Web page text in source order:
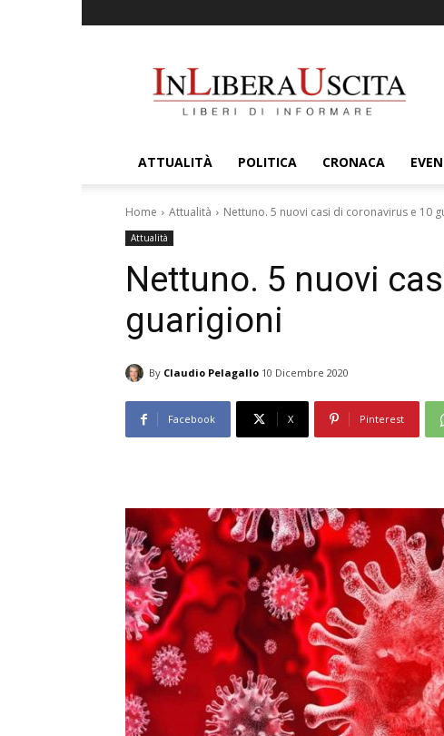
ATTUALITÀ POLITICA CRONACA
Home Attualità Nettuno. 5 nuovi casi di coronavirus e 10
Attualità
Nettuno. 5 nuovi
guarigioni
By Claudio Pelagallo 10 Dicembre 2020
Facebook X Pinterest